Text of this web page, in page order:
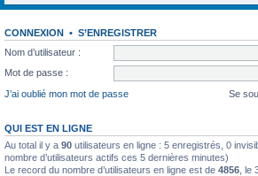
CONNEXION • S’ENREGISTRER
Nom d’utilisateur :
Mot de passe :
J’ai oublié mon mot de passe
Se
QUI EST EN LIGNE
Au total il y a 90 utilisateurs en ligne : 5 enregistrés, 0
nombre d’utilisateurs actifs ces 5 dernières minutes)
Le record du nombre d’utilisateurs en ligne est de 4856 ,